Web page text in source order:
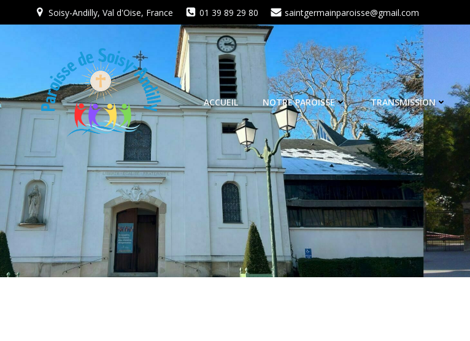
au
Soisy-Andilly, Val d'Oise, France 01 39 89 29 80 saintgermainparoisse@gmail.com
ACCUEIL NOTRE PAROISSE TRANSMISSION